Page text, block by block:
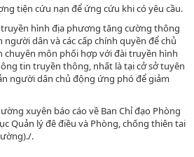
tiện cứu nạn để ứng cứu khi có yêu cầu.
truyền hình địa phương tăng cường thông
dân và các cấp chính quyền để chủ
môn phối hợp với đài truyền hình
tin truyền thông, nhất là tại cở sở tuyên
người dân chủ động ứng phó để giảm
xuyên báo cáo về Ban Chỉ đạo Phòng
Quản lý đê điều và Phòng, chống thiên tai
.